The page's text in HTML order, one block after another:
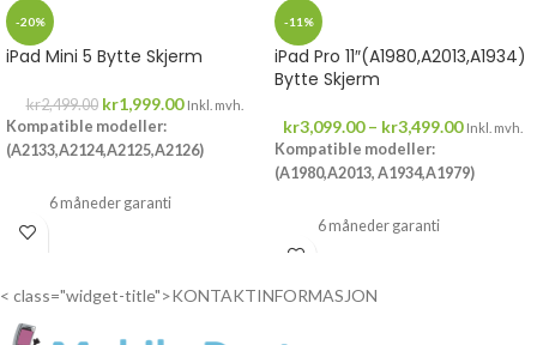
-20%
iPad Mini 5 Bytte Skjerm
kr2,499.00 kr1,999.00 Inkl. mvh.
Kompatible modeller:
(A2133,A2124,A2125,A2126)
6 måneder garanti
-11%
iPad Pro 11″(A1980,A2013,A1934)
Bytte Skjerm
kr3,099.00 – kr3,499.00 Inkl. mvh.
Kompatible modeller:
(A1980,A2013, A1934,A1979)
6 måneder garanti
< class="widget-title">KONTAKTINFORMASJON